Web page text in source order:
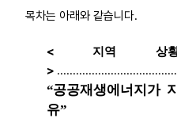
목차는 아래와 같습니다.
< 지역 상
>
“공공재생에너지가
유”